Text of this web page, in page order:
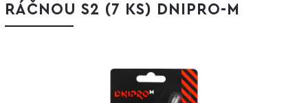
RÁČNOU S2 (7 KS) DNIPRO-M